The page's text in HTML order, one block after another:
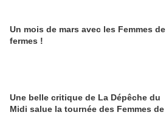
Un mois de mars avec les Femmes de
fermes !
Une belle critique de La Dépêche du
Midi salue la tournée des Femmes de